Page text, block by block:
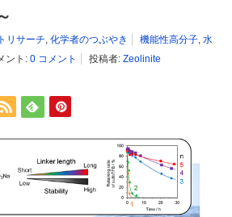
リサーチ, 化学者のつぶやき 機能性高分子, 水
ント: 0 コメント 投稿者: Zeolinite